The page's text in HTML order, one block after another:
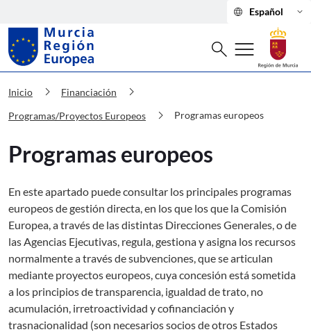
language Español keyboard_arrow_down
Murcia Región Europea Programas
Buscar
search menu
Inicio chevron_right Financiación chevron_right
Programas/Proyectos Europeos chevron_right Programas europeos
Programas europeos
En este apartado puede consultar los principales programas
europeos de gestión directa, en los que los que la Comisión
Europea, a través de las distintas Direcciones Generales, o de
las Agencias Ejecutivas, regula, gestiona y asigna los recursos
normalmente a través de subvenciones, que se articulan
mediante proyectos europeos, cuya concesión está sometida
a los principios de transparencia, igualdad de trato, no
acumulación, irretroactividad y cofinanciación y
trasnacionalidad (son necesarios socios de otros Estados